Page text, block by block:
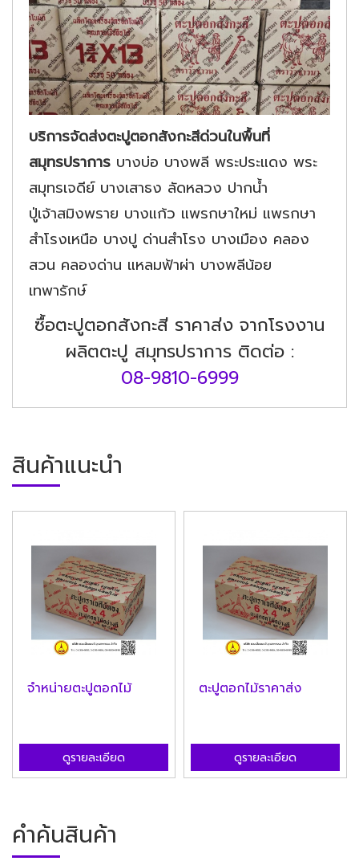
บริการจัดส่งตะปูตอกสังกะสีด่วนในพื้นที่
สมุทรปราการ บางบ่อ บางพลี พระประแดง พระ
สมุทรเจดีย์ บางเสาธง ลัดหลวง ปากน้ำ
ปู่เจ้าสมิงพราย บางแก้ว แพรกษาใหม่ แพรกษา
สำโรงเหนือ บางปู ด่านสำโรง บางเมือง คลอง
สวน คลองด่าน แหลมฟ้าผ่า บางพลีน้อย
เทพารักษ์
ซื้อตะปูตอกสังกะสี ราคาส่ง จากโรงงาน
ผลิตตะปู สมุทรปราการ ติดต่อ :
08-9810-6999
สินค้าแนะนำ
จำหน่ายตะปูตอกไม้
ดูรายละเอียด
ตะปูตอกไม้ราคาส่ง
ดูรายละเอียด
คำค้นสินค้า